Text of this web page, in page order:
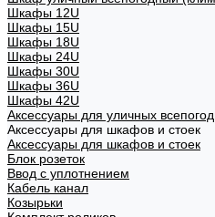
Шкафы 12U
Шкафы 15U
Шкафы 18U
Шкафы 24U
Шкафы 30U
Шкафы 36U
Шкафы 42U
Аксессуары для уличных
Аксессуары для шкафов и стоек
Аксессуары для шкафов и стоек
Блок розеток
Ввод с уплотнением
Кабель канал
Козырьки